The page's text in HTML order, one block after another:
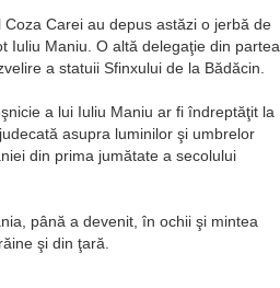
Carei au depus astăzi o jerbă de
Iuliu Maniu. O altă delegaţie din partea
a statuii Sfinxului de la Bădăcin.
a lui Iuliu Maniu ar fi îndreptăţit la
asupra luminilor şi umbrelor
din prima jumătate a secolului
până a devenit, în ochii şi mintea
şi din ţară.